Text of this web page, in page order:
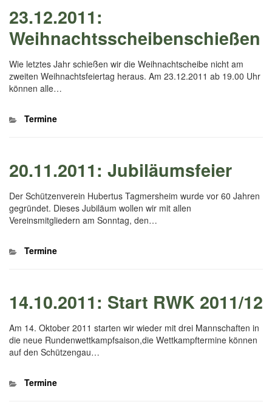
23.12.2011:
Weihnachtsscheibenschießen
Wie letztes Jahr schießen wir die Weihnachtscheibe nicht am
zweiten Weihnachtsfeiertag heraus. Am 23.12.2011 ab 19.00 Uhr
können alle…
Kategorien
Termine
20.11.2011: Jubiläumsfeier
Der Schützenverein Hubertus Tagmersheim wurde vor 60 Jahren
gegründet. Dieses Jubiläum wollen wir mit allen
Vereinsmitgliedern am Sonntag, den…
Kategorien
Termine
14.10.2011: Start RWK 2011/12
Am 14. Oktober 2011 starten wir wieder mit drei Mannschaften in
die neue Rundenwettkampfsaison,die Wettkampftermine können
auf den Schützengau…
Kategorien
Termine